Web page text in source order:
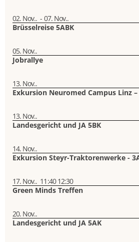
02. Nov.. - 07. Nov..
Brüsselreise 5ABK
05. Nov..
Jobrallye
13. Nov..
Exkursion Neuromed Campus Linz
13. Nov..
Landesgericht und JA 5BK
14. Nov..
Exkursion Steyr-Traktorenwerke -
17. Nov.. 11:4012:30
Green Minds Treffen
20. Nov..
Landesgericht und JA 5AK